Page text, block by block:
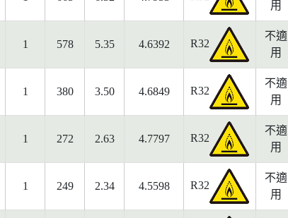
用
1 578 5.35 4.6392 R32
不適
用
1 380 3.50 4.6849 R32
不適
用
1 272 2.63 4.7797 R32
不適
用
1 249 2.34 4.5598 R32
不適
用